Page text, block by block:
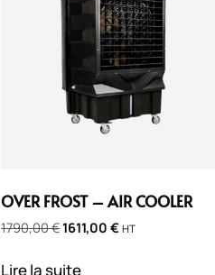
OVER FROST – AIR COOLER
1790,00€1611,00€ HT
Lire la suite